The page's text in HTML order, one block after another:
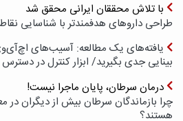
با تلاش محققان ایرانی محقق شد
طراحی داروهای هدفمندتر با شناسایی
یافته‌های یک مطالعه: آسیب‌های
بینایی جدی بگیرید/ ابزار کنترل در
درمان سرطان، پایان ماجرا نیست!
چرا بازماندگان سرطان بیش از دیگران
هستند؟